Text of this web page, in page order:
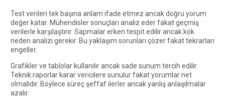
Test verileri tek başına anlam ifade etmez ancak doğru yorum
değer katar. Mühendisler sonuçları analiz eder fakat geçmiş
verilerle karşılaştırır. Sapmalar erken tespit edilir ancak kök
neden analizi gerekir. Bu yaklaşım sorunları çözer fakat tekrarları
engeller.
Grafikler ve tablolar kullanılır ancak sade sunum tercih edilir.
Teknik raporlar karar vericilere sunulur fakat yorumlar net
olmalıdır. Böylece süreç şeffaf ilerler ancak yanlış anlaşılmalar
azalır.